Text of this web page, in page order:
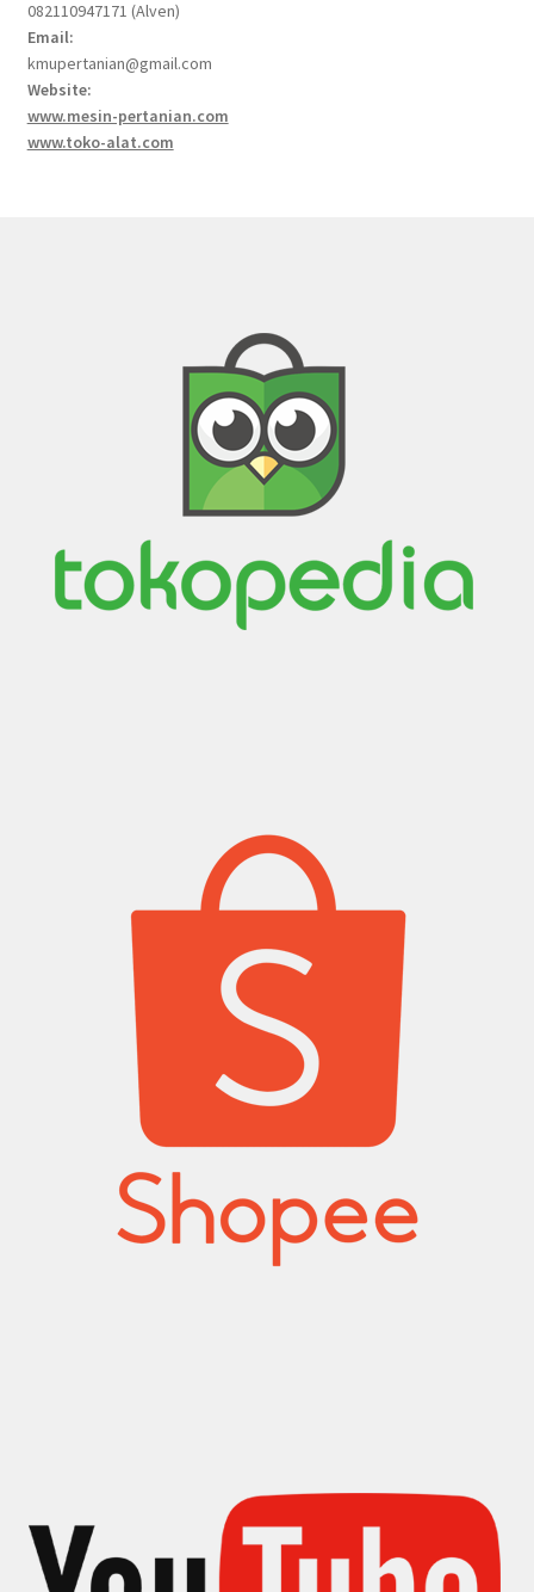
082110947171 (Alven)
Email:
kmupertanian@gmail.com
Website:
www.mesin-pertanian.com
www.toko-alat.com